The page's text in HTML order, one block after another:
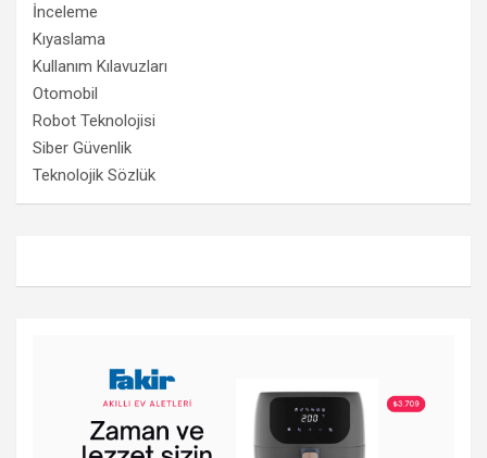
İnceleme
Kıyaslama
Kullanım Kılavuzları
Otomobil
Robot Teknolojisi
Siber Güvenlik
Teknolojik Sözlük